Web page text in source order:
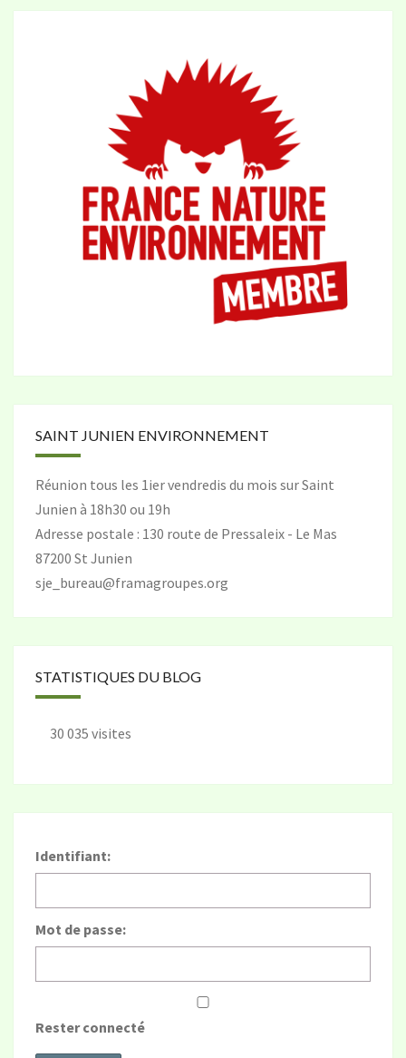
SAINT JUNIEN ENVIRONNEMENT
Réunion tous les 1ier vendredis du mois sur Saint
Junien à 18h30 ou 19h
Adresse postale : 130 route de Pressaleix - Le Mas
87200 St Junien
sje_bureau@framagroupes.org
STATISTIQUES DU BLOG
30 035 visites
Identifiant:
Mot de passe:
Rester connecté